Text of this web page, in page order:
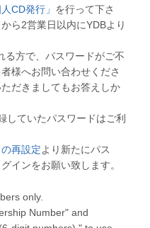
人CD発行」 を行って下さ
ら2営業日以内にYDBより
る方で、パスワードがご不
様へお問い合わせくださ
だきましてもお答えしか
していたパスワードはご利
再設定より新たにパス
インをお願い致します。
only.
Number" and